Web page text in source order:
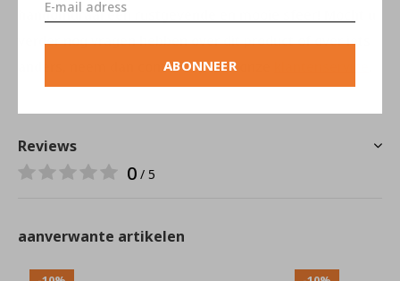
ABONNEER
handomdraai een rustgevende en mooie sfeer! Mocht u
verder nog vragen hebben over dit product of over iets
anders, neem dan contact op met onze
Reviews
0 / 5
aanverwante artikelen